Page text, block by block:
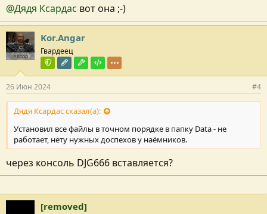
@Дядя Ксардас вот она ;-)
Автор
Kor.Angar
Гвардеец
Команда форума
Редактор раздела
Модостроитель
Тестировщик
26 Июн 2024 #4
Дядя Ксардас сказал(а):
Установил все файлы в точном порядке в папку Data - не
работает, нету нужных доспехов у наёмников.
через консоль DJG666 вставляется?
[removed]